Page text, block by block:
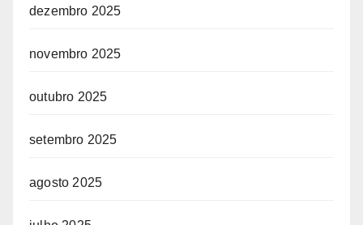
dezembro 2025
novembro 2025
outubro 2025
setembro 2025
agosto 2025